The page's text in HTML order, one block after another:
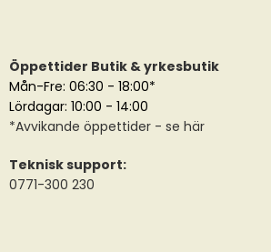
Öppettider Butik & yrkesbutik
Mån-Fre: 06:30 - 18:00*
Lördagar: 10:00 - 14:00
*Avvikande öppettider - se här
Teknisk support:
0771-300 230